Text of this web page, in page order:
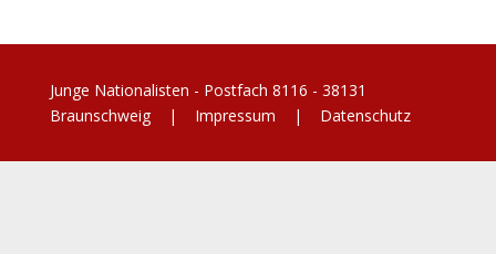
Junge Nationalisten - Postfach 8116 - 38131
Braunschweig | Impressum | Datenschutz